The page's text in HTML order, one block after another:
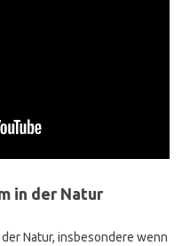
in der Natur
Natur, insbesondere wenn